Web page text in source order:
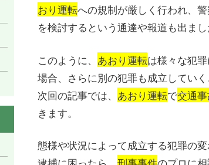
おり運転への規制が厳しく行われ、
を検討するという通達や報道も出まし
このように、 あおり運転は様々な犯罪
場合、さらに別の犯罪も成立していく
次回の記事では、 あおり運転で交通
きます。
態様や状況によって成立する犯罪の